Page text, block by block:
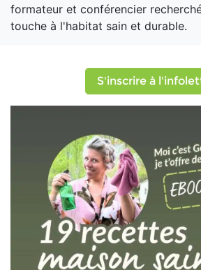
formateur et conférencier
touche à l'habitat sain et durable.
S'inscrire à